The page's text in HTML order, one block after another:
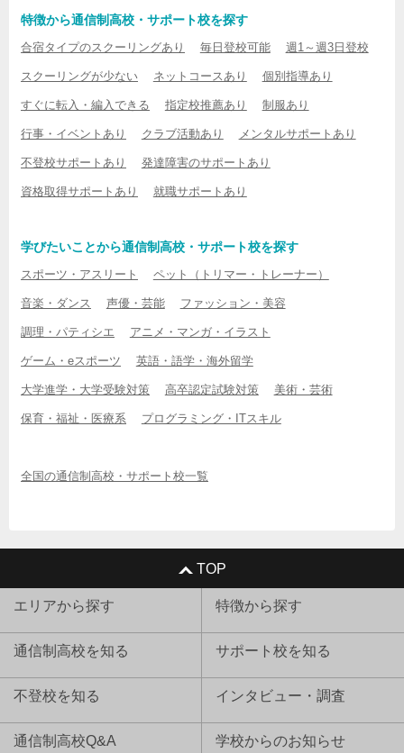
特徴から通信制高校・サポート校を探す
合宿タイプのスクーリングあり 毎日登校可能 週1～週3日登校
スクーリングが少ない ネットコースあり 個別指導あり
すぐに転入・編入できる 指定校推薦あり 制服あり
行事・イベントあり クラブ活動あり メンタルサポートあり
不登校サポートあり 発達障害のサポートあり
資格取得サポートあり 就職サポートあり
学びたいことから通信制高校・サポート校を探す
スポーツ・アスリート ペット（トリマー・トレーナー）
音楽・ダンス 声優・芸能 ファッション・美容
調理・パティシエ アニメ・マンガ・イラスト
ゲーム・eスポーツ 英語・語学・海外留学
大学進学・大学受験対策 高卒認定試験対策 美術・芸術
保育・福祉・医療系 プログラミング・ITスキル
全国の通信制高校・サポート校一覧
TOP
エリアから探す 特徴から探す
通信制高校を知る サポート校を知る
不登校を知る インタビュー・調査
通信制高校Q&A 学校からのお知らせ